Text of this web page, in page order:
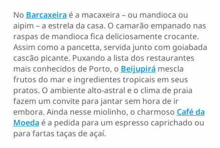
No Barcaxeiraé a macaxeira – ou mandioca ou
aipim – a estrela da casa. O camarão empanado nas
raspas de mandioca fica deliciosamente crocante.
Assim como a pancetta, servida junto com goiabada
cascão picante. Puxando a lista dos restaurantes
mais conhecidos de Porto, o Beijupirámescla
frutos do mar e ingredientes tropicais em seus
pratos. O ambiente alto-astral e o clima de praia
fazem um convite para jantar sem hora de ir
embora. Ainda nesse miolinho, o charmoso Café da
Moedaé a pedida para um espresso caprichado ou
para fartas taças de açaí.